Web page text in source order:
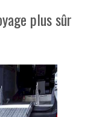
plus sûr